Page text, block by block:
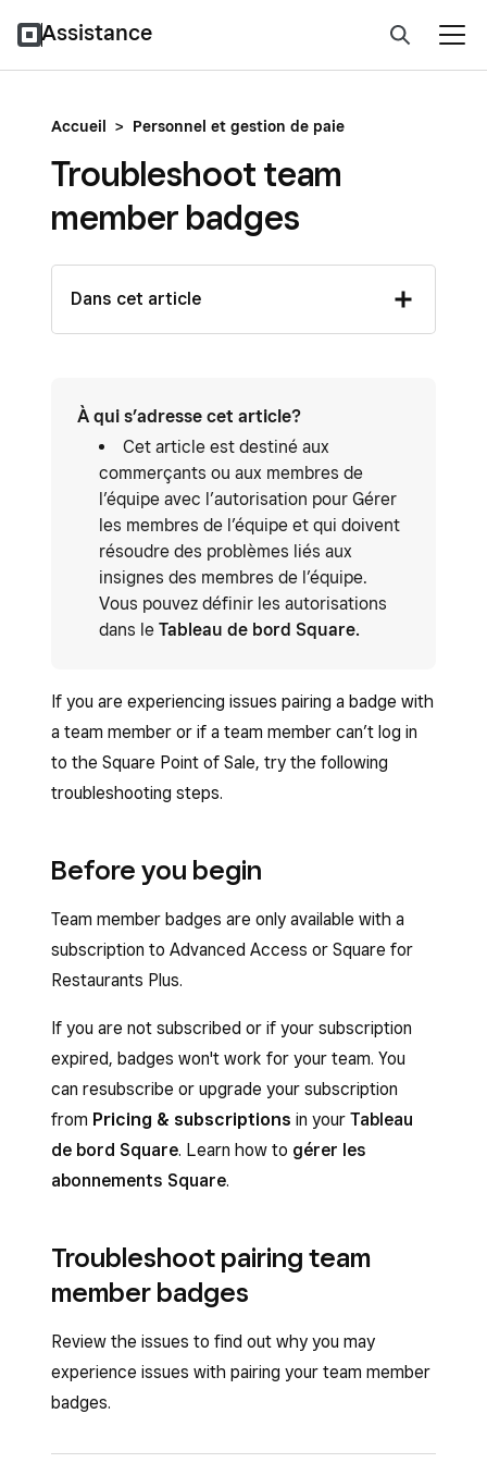
Assistance
Accueil > Personnel et gestion de paie
Troubleshoot team
member badges
Dans cet article
À qui s’adresse cet article?
Cet article est destiné aux
commerçants ou aux membres de
l’équipe avec l’autorisation pour Gérer
les membres de l’équipe et qui doivent
résoudre des problèmes liés aux
insignes des membres de l’équipe.
Vous pouvez définir les autorisations
dans le Tableau de bord Square.
If you are experiencing issues pairing a badge with
a team member or if a team member can’t log in
to the Square Point of Sale, try the following
troubleshooting steps.
Before you begin
Team member badges are only available with a
subscription to Advanced Access or Square for
Restaurants Plus.
If you are not subscribed or if your subscription
expired, badges won't work for your team. You
can resubscribe or upgrade your subscription
from Pricing & subscriptions in your Tableau
de bord Square. Learn how to gérer les
abonnements Square.
Troubleshoot pairing team
member badges
Review the issues to find out why you may
experience issues with pairing your team member
badges.